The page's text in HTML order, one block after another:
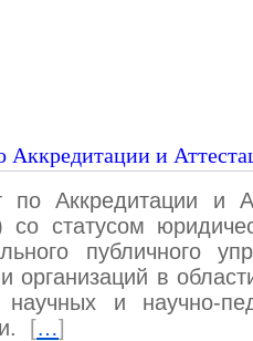
и
по Аккредитации и
со статусом
публичного
организаций в
и научно-
[…]